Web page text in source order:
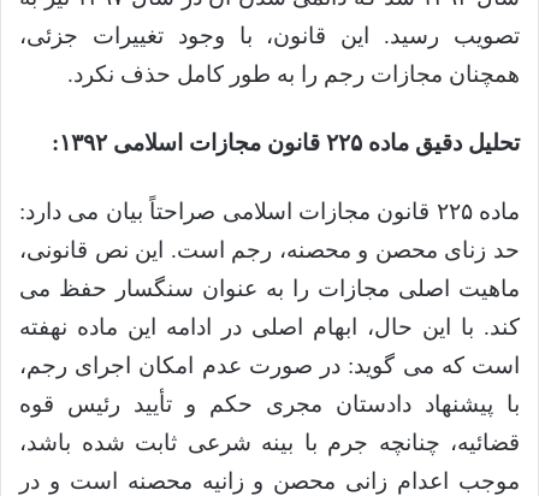
تصویب رسید. این قانون، با وجود تغییرات جزئی،
همچنان مجازات رجم را به طور کامل حذف نکرد.
تحلیل دقیق ماده ۲۲۵ قانون مجازات اسلامی ۱۳۹۲:
ماده ۲۲۵ قانون مجازات اسلامی صراحتاً بیان می دارد:
حد زنای محصن و محصنه، رجم است. این نص قانونی،
ماهیت اصلی مجازات را به عنوان سنگسار حفظ می
کند. با این حال، ابهام اصلی در ادامه این ماده نهفته
است که می گوید: در صورت عدم امکان اجرای رجم،
با پیشنهاد دادستان مجری حکم و تأیید رئیس قوه
قضائیه، چنانچه جرم با بینه شرعی ثابت شده باشد،
موجب اعدام زانی محصن و زانیه محصنه است و در